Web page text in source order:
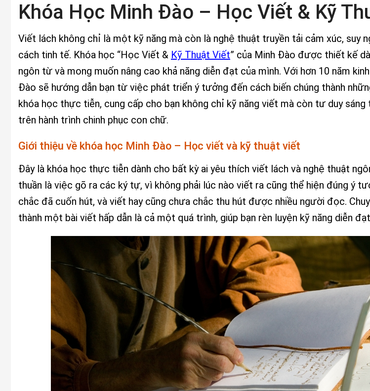
Khóa Học Minh Đào – Học Viết & Kỹ
Viết lách không chỉ là một kỹ năng mà còn là nghệ thuật truyền tải cảm xúc, suy
cách tinh tế. Khóa học “Học Viết & Kỹ Thuật Viết” của Minh Đào được thiết kế
ngôn từ và mong muốn nâng cao khả năng diễn đạt của mình. Với hơn 10 năm
Đào sẽ hướng dẫn bạn từ việc phát triển ý tưởng đến cách biến chúng thành
khóa học thực tiễn, cung cấp cho bạn không chỉ kỹ năng viết mà còn tư duy sáng
trên hành trình chinh phục con chữ.
Giới thiệu về khóa học Minh Đào – Học viết và kỹ thuật viết
Đây là khóa học thực tiễn dành cho bất kỳ ai yêu thích viết lách và nghệ thuật
thuần là việc gõ ra các ký tự, vì không phải lúc nào viết ra cũng thể hiện đúng ý
chắc đã cuốn hút, và viết hay cũng chưa chắc thu hút được nhiều người đọc.
thành một bài viết hấp dẫn là cả một quá trình, giúp bạn rèn luyện kỹ năng diễn